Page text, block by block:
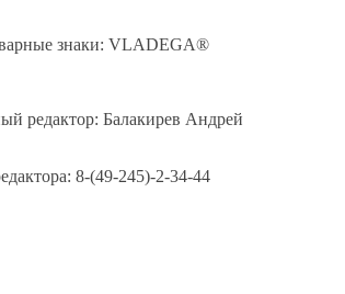
знаки: VLADEGA®
редактор: Балакирев Андрей
8-(49-245)-2-34-44